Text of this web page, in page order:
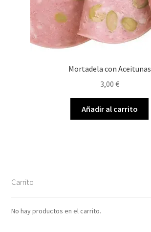
Mortadela con Aceitunas
3,00 €
Añadir al carrito
Carrito
No hay productos en el carrito.